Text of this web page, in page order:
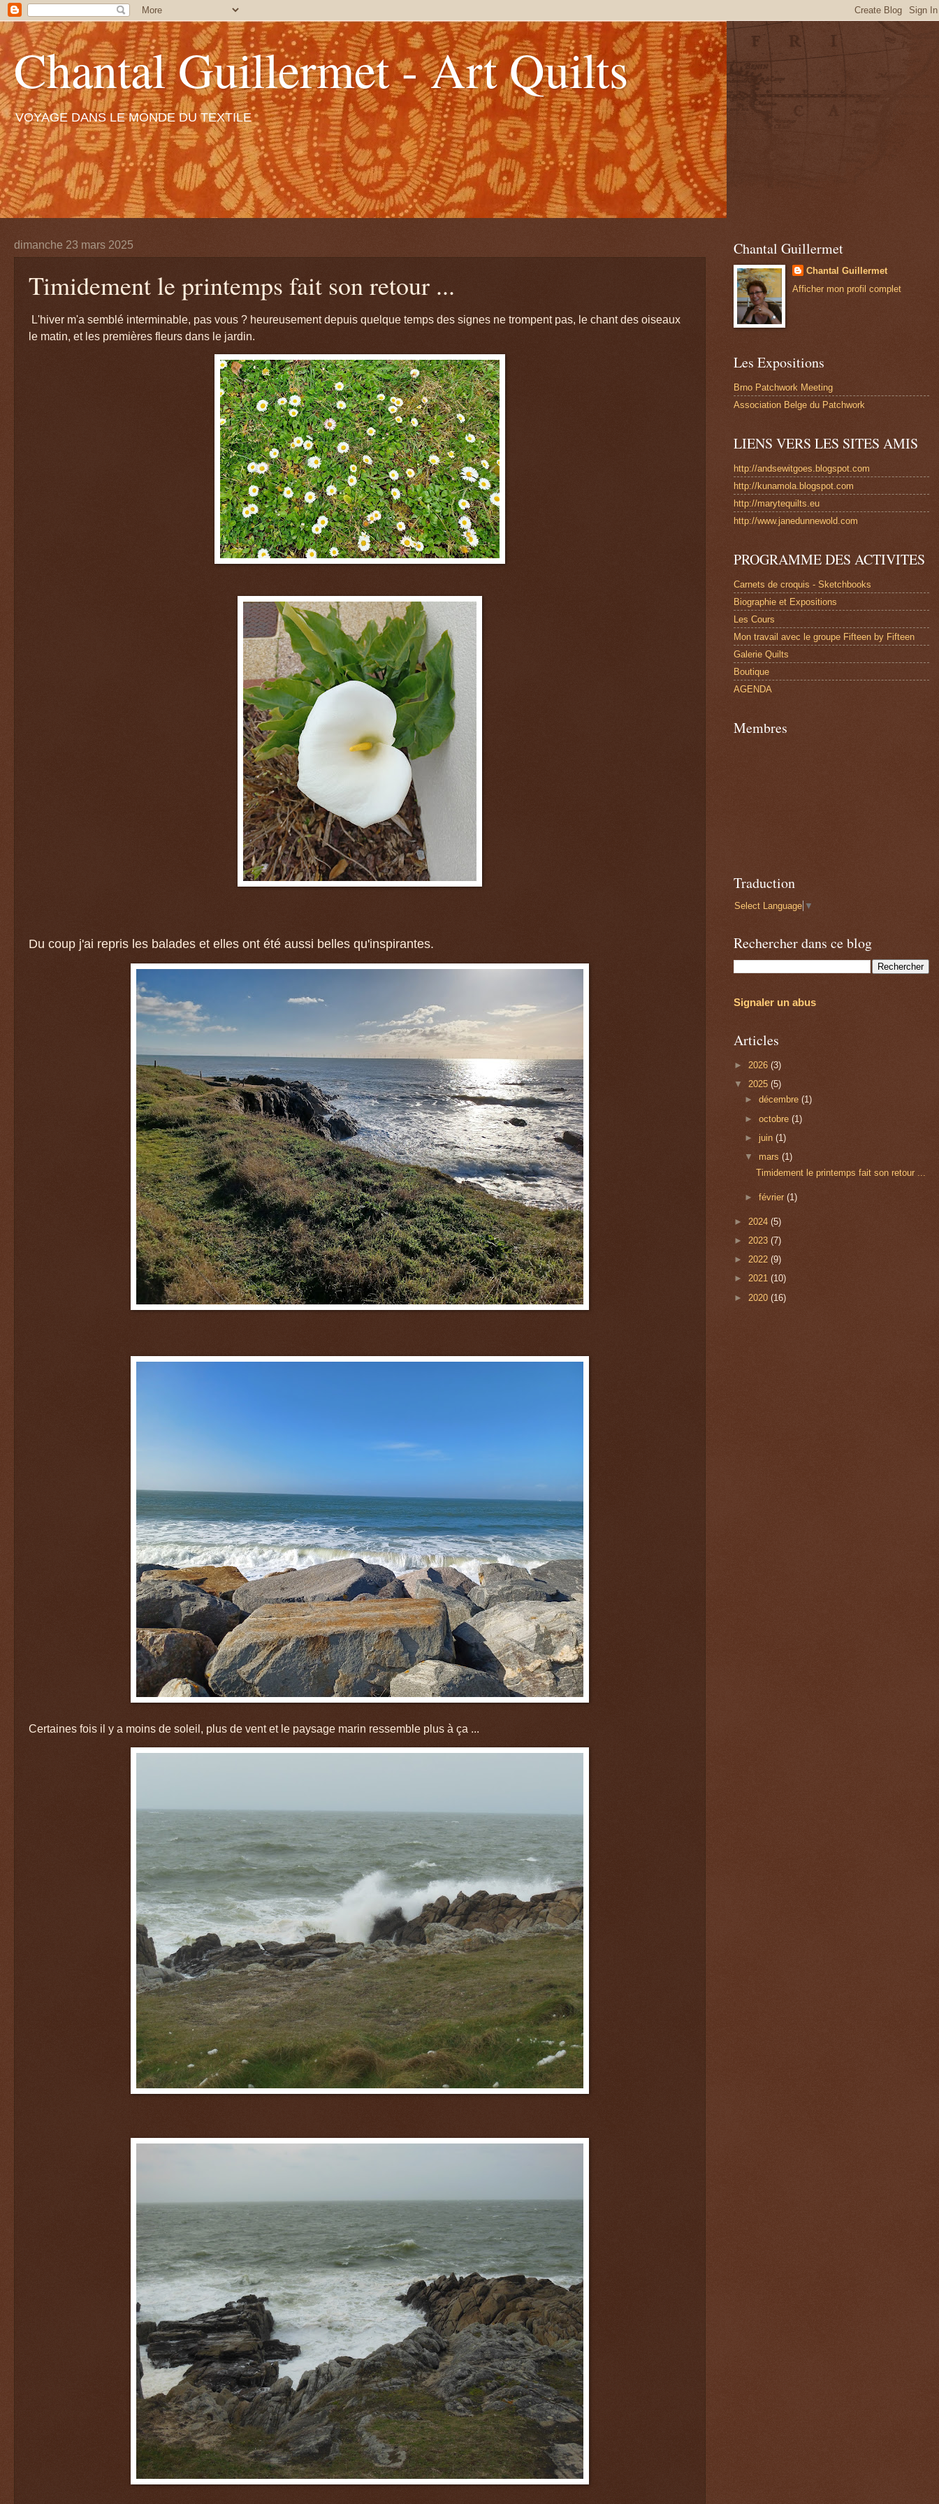
Chantal Guillermet - Art Quilts
VOYAGE DANS LE MONDE DU TEXTILE
dimanche 23 mars 2025
Timidement le printemps fait son retour ...
L'hiver m'a semblé interminable, pas vous ? heureusement depuis quelque temps des signes ne trompent pas, le chant des oiseaux
le matin, et les premières fleurs dans le jardin.
Du coup j'ai repris les balades et elles ont été aussi belles qu'inspirantes.
Certaines fois il y a moins de soleil, plus de vent et le paysage marin ressemble plus à ça ...
Chantal Guillermet
Chantal Guillermet
Afficher mon profil complet
Les Expositions
Brno Patchwork Meeting
Association Belge du Patchwork
LIENS VERS LES SITES AMIS
http://andsewitgoes.blogspot.com
http://kunamola.blogspot.com
http://marytequilts.eu
http://www.janedunnewold.com
PROGRAMME DES ACTIVITES
Carnets de croquis - Sketchbooks
Biographie et Expositions
Les Cours
Mon travail avec le groupe Fifteen by Fifteen
Galerie Quilts
Boutique
AGENDA
Membres
Traduction
Select Language ▼
Rechercher dans ce blog
Signaler un abus
Articles
► 2026 (3)
▼ 2025 (5)
►décembre(1)
►octobre(1)
►juin(1)
▼mars(1)
Timidement le printemps fait son retour ...
►février(1)
► 2024 (5)
► 2023 (7)
► 2022 (9)
► 2021 (10)
► 2020 (16)